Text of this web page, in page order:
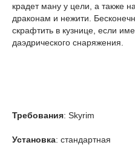
крадет ману у цели, а также
драконам и нежити.
скрафтить в кузнице, если
даэдрического снаряжения.
Требования: Skyrim
Установка: стандартная